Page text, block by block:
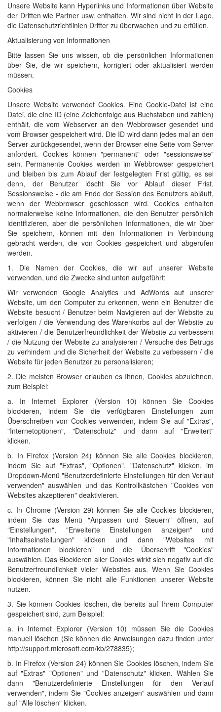
Unsere Website kann Hyperlinks und Informationen über Website
der Dritten wie Partner usw. enthalten. Wir sind nicht in der Lage,
die Datenschutzrichtlinien Dritter zu überwachen und zu erfüllen.
Aktualisierung von Informationen
Bitte lassen Sie uns wissen, ob die persönlichen Informationen
über Sie, die wir speichern, korrigiert oder aktualisiert werden
müssen.
Cookies
Unsere Website verwendet Cookies. Eine Cookie-Datei ist eine
Datei, die eine ID (eine Zeichenfolge aus Buchstaben und zahlen)
enthält, die vom Webserver an den Webbrowser gesendet und
vom Browser gespeichert wird. Die ID wird dann jedes mal an den
Server zurückgesendet, wenn der Browser eine Seite vom Server
anfordert. Cookies können "permanent" oder "sessionsweise"
sein. Permanente Cookies werden im Webbrowser gespeichert
und bleiben bis zum Ablauf der festgelegten Frist gültig, es sei
denn, der Benutzer löscht Sie vor Ablauf dieser Frist.
Sessionsweise - die am Ende der Session des Benutzers abläuft,
wenn der Webbrowser geschlossen wird. Cookies enthalten
normalerweise keine Informationen, die den Benutzer persönlich
identifizieren, aber die persönlichen Informationen, die wir über
Sie speichern, können mit den Informationen in Verbindung
gebracht werden, die von Cookies gespeichert und abgerufen
werden.
1. Die Namen der Cookies, die wir auf unserer Website
verwenden, und die Zwecke sind unten aufgeführt:
Wir verwenden Google Analytics und AdWords auf unserer
Website, um den Computer zu erkennen, wenn ein Benutzer die
Website besucht / Benutzer beim Navigieren auf der Website zu
verfolgen / die Verwendung des Warenkorbs auf der Website zu
aktivieren / die Benutzerfreundlichkeit der Website zu verbessern
/ die Nutzung der Website zu analysieren / Versuche des Betrugs
zu verhindern und die Sicherheit der Website zu verbessern / die
Website für jeden Benutzer zu personalisieren;
2. Die meisten Browser erlauben es Ihnen, Cookies abzulehnen,
zum Beispiel:
a. In Internet Explorer (Version 10) können Sie Cookies
blockieren, indem Sie die verfügbaren Einstellungen zum
Überschreiben von Cookies verwenden, indem Sie auf "Extras",
"Internetoptionen", "Datenschutz" und dann auf "Erweitert"
klicken.
b. In Firefox (Version 24) können Sie alle Cookies blockieren,
indem Sie auf "Extras", "Optionen", "Datenschutz" klicken, im
Dropdown-Menü "Benutzerdefinierte Einstellungen für den Verlauf
verwenden" auswählen und das Kontrollkästchen "Cookies von
Websites akzeptieren" deaktivieren.
c. In Chrome (Version 29) können Sie alle Cookies blockieren,
indem Sie das Menü "Anpassen und Steuern" öffnen, auf
"Einstellungen", "Erweiterte Einstellungen anzeigen" und
"Inhaltseinstellungen" klicken und dann "Websites mit
Informationen blockieren" und die Überschrift "Cookies"
auswählen. Das Blockieren aller Cookies wirkt sich negativ auf die
Benutzerfreundlichkeit vieler Websites aus. Wenn Sie Cookies
blockieren, können Sie nicht alle Funktionen unserer Website
nutzen.
3. Sie können Cookies löschen, die bereits auf Ihrem Computer
gespeichert sind, zum Beispiel:
a. in Internet Explorer (Version 10) müssen Sie die Cookies
manuell löschen (Sie können die Anweisungen dazu finden unter
http://support.microsoft.com/kb/278835);
b. In Firefox (Version 24) können Sie Cookies löschen, indem Sie
auf "Extras" "Optionen" und "Datenschutz" klicken. Wählen Sie
dann "Benutzerdefinierte Einstellungen für den Verlauf
verwenden", indem Sie "Cookies anzeigen" auswählen und dann
auf "Alle löschen" klicken.